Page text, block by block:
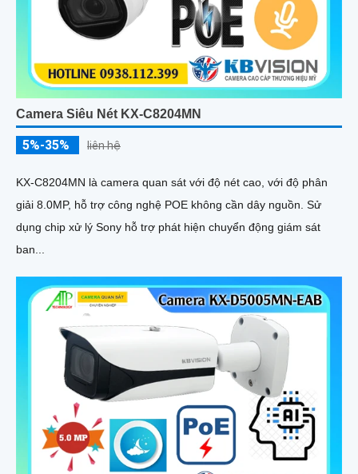
Camera Siêu Nét KX-C8204MN
5%-35% liên hệ
KX-C8204MN là camera quan sát với độ nét cao, với độ phân
giải 8.0MP, hỗ trợ công nghệ POE không cần dây nguồn. Sử
dụng chip xử lý Sony hỗ trợ phát hiện chuyển động giám sát
ban...